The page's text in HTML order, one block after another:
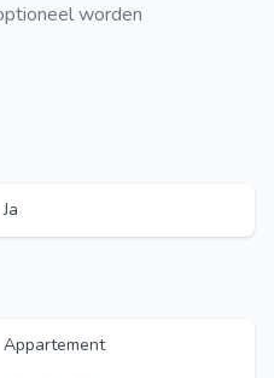
worden
Ja
Appartement